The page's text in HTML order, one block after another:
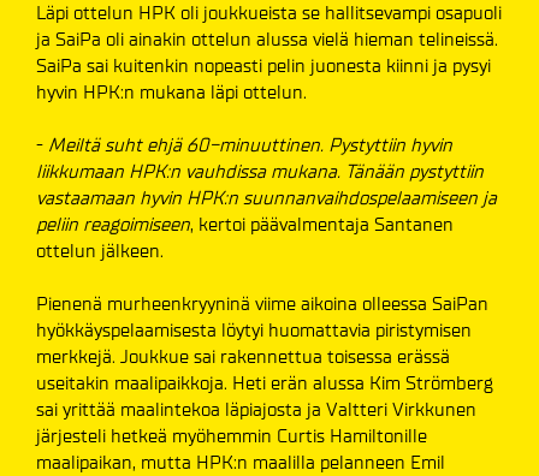
Läpi ottelun HPK oli joukkueista se hallitsevampi osapuoli
ja SaiPa oli ainakin ottelun alussa vielä hieman telineissä.
SaiPa sai kuitenkin nopeasti pelin juonesta kiinni ja pysyi
hyvin HPK:n mukana läpi ottelun.
- Meiltä suht ehjä 60-minuuttinen. Pystyttiin hyvin
liikkumaan HPK:n vauhdissa mukana. Tänään pystyttiin
vastaamaan hyvin HPK:n suunnanvaihdospelaamiseen ja
peliin reagoimiseen, kertoi päävalmentaja Santanen
ottelun jälkeen.
Pienenä murheenkryyninä viime aikoina olleessa SaiPan
hyökkäyspelaamisesta löytyi huomattavia piristymisen
merkkejä. Joukkue sai rakennettua toisessa erässä
useitakin maalipaikkoja. Heti erän alussa Kim Strömberg
sai yrittää maalintekoa läpiajosta ja Valtteri Virkkunen
järjesteli hetkeä myöhemmin Curtis Hamiltonille
maalipaikan, mutta HPK:n maalilla pelanneen Emil